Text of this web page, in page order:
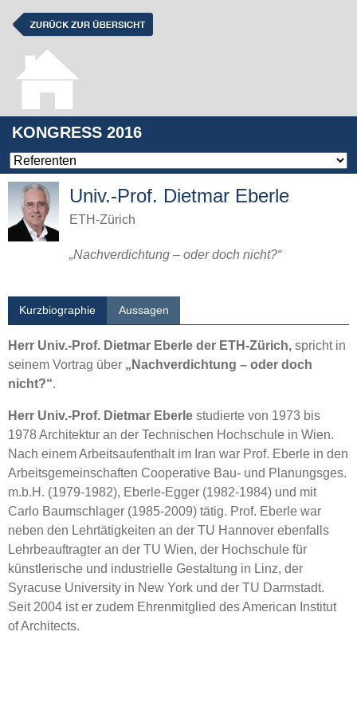
KONGRESS 2016
Univ.-Prof. Dietmar Eberle
ETH-Zürich
„Nachverdichtung – oder doch nicht?“
Kurzbiographie Aussagen
Herr Univ.-Prof. Dietmar Eberle der ETH-Zürich, spricht in
seinem Vortrag über „Nachverdichtung – oder doch
nicht?“.
Herr Univ.-Prof. Dietmar Eberle studierte von 1973 bis
1978 Architektur an der Technischen Hochschule in Wien.
Nach einem Arbeitsaufenthalt im Iran war Prof. Eberle in den
Arbeitsgemeinschaften Cooperative Bau- und Planungsges.
m.b.H. (1979-1982), Eberle-Egger (1982-1984) und mit
Carlo Baumschlager (1985-2009) tätig. Prof. Eberle war
neben den Lehrtätigkeiten an der TU Hannover ebenfalls
Lehrbeauftragter an der TU Wien, der Hochschule für
künstlerische und industrielle Gestaltung in Linz, der
Syracuse University in New York und der TU Darmstadt.
Seit 2004 ist er zudem Ehrenmitglied des American Institut
of Architects.